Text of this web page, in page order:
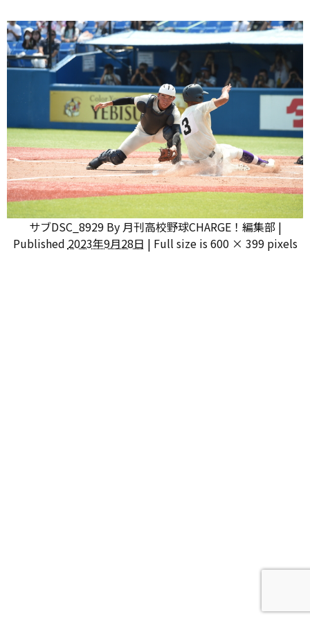
サブDSC_8929 By 月刊高校野球CHARGE！編集部 |
Published 2023年9月28日 | Full size is 600 × 399pixels